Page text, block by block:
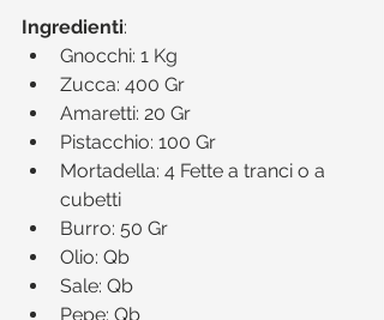
Ingredienti:​
Gnocchi: 1 Kg
Zucca: 400 Gr
Amaretti: 20 Gr
Pistacchio: 100 Gr
Mortadella: 4 Fette a tranci o a
cubetti
Burro: 50 Gr
Olio: Qb
Sale: Qb
Pepe: Qb